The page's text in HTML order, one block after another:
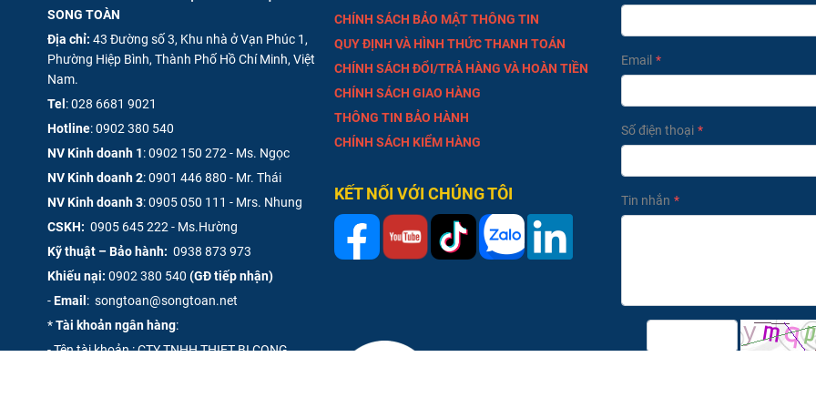
SONG TOÀN
Địa chỉ: 43 Đường số 3, Khu nhà ở Vạn Phúc 1,
Phường Hiệp Bình, Thành Phố Hồ Chí Minh, Việt
Nam.
Tel :028 6681 9021
Hotline:0902 380 540
NV Kinh doanh 1:0902 150 272 - Ms. Ngọc
NV Kinh doanh 2:0901 446 880 - Mr. Thái
NV Kinh doanh 3:0905 050 111 - Mrs. Nhung
CSKH: 0905 645 222 - Ms.Hường
Kỹ thuật – Bảo hành: 0938 873 973
Khiếu nại: 0902 380 540 (GĐ tiếp nhận)
-Email : songtoan@songtoan.net
*Tài khoản ngân hàng:
- Tên tài khoản : CTY TNHH THIET BI CONG
CHÍNH SÁCH BẢO MẬT THÔNG TIN
QUY ĐỊNH VÀ HÌNH THỨC THANH TOÁN
CHÍNH SÁCH ĐỔI/TRẢ HÀNG VÀ HOÀN TIỀN
CHÍNH SÁCH GIAO HÀNG
THÔNG TIN BẢO HÀNH
CHÍNH SÁCH KIỂM HÀNG
KẾT NỐI VỚI CHÚNG TÔI
Email
Số điện thoại
Tin nhắn